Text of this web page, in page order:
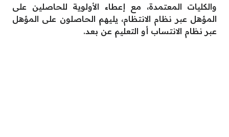
والكليات المعتمدة، مع إعطاء الأولوية للحاصلين على
المؤهل عبر نظام الانتظام، يليهم الحاصلون على المؤهل
عبر نظام الانتساب أو التعليم عن بعد.